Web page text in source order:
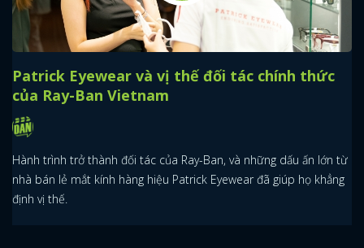
Patrick Eyewear và vị thế đối tác chính thức
của Ray-Ban Vietnam
Hành trình trở thành đối tác của Ray-Ban, và những dấu ấn lớn từ
nhà bán lẻ mắt kính hàng hiệu Patrick Eyewear đã giúp họ khẳng
định vị thế.